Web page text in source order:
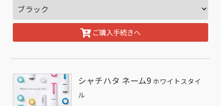
ご購入手続きへ
シャチハタ ネーム9 ホワイトスタイ
ル